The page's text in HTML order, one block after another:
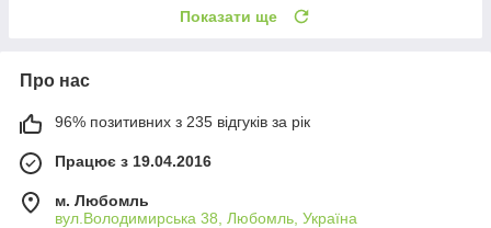
Показати ще
Про нас
96% позитивних з 235 відгуків за рік
Працює з 19.04.2016
м. Любомль
вул.Володимирська 38, Любомль, Україна